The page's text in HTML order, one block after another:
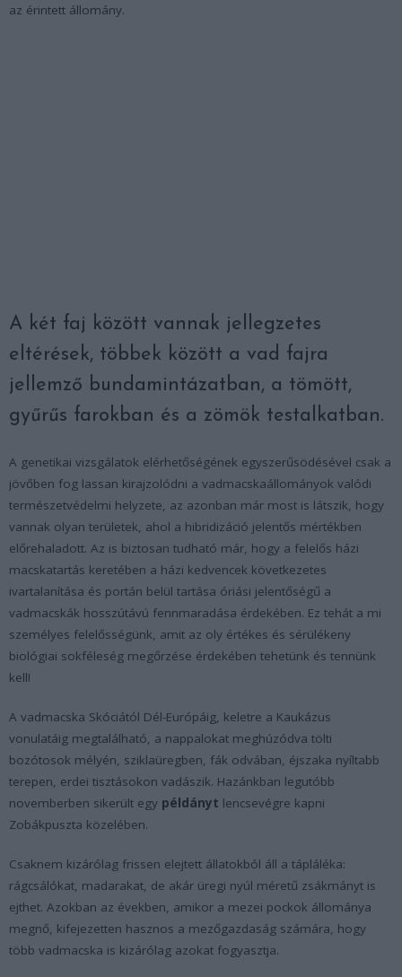
az érintett állomány.
A két faj között vannak jellegzetes
eltérések, többek között a vad fajra
jellemző bundamintázatban, a tömött,
gyűrűs farokban és a zömök testalkatban.
A genetikai vizsgálatok elérhetőségének egyszerűsödésével csak a
jövőben fog lassan kirajzolódni a vadmacskaállományok valódi
természetvédelmi helyzete, az azonban már most is látszik, hogy
vannak olyan területek, ahol a hibridizáció jelentős mértékben
előrehaladott. Az is biztosan tudható már, hogy a felelős házi
macskatartás keretében a házi kedvencek következetes
ivartalanítása és portán belül tartása óriási jelentőségű a
vadmacskák hosszútávú fennmaradása érdekében. Ez tehát a mi
személyes felelősségünk, amit az oly értékes és sérülékeny
biológiai sokféleség megőrzése érdekében tehetünk és tennünk
kell!
A vadmacska Skóciától Dél-Európáig, keletre a Kaukázus
vonulatáig megtalálható, a nappalokat meghúzódva tölti
bozótosok mélyén, sziklaüregben, fák odvában, éjszaka nyíltabb
terepen, erdei tisztásokon vadászik. Hazánkban legutóbb
novemberben sikerült egy példányt lencsevégre kapni
Zobákpuszta közelében.
Csaknem kizárólag frissen elejtett állatokból áll a tápláléka:
rágcsálókat, madarakat, de akár üregi nyúl méretű zsákmányt is
ejthet. Azokban az években, amikor a mezei pockok állománya
megnő, kifejezetten hasznos a mezőgazdaság számára, hogy
több vadmacska is kizárólag azokat fogyasztja.